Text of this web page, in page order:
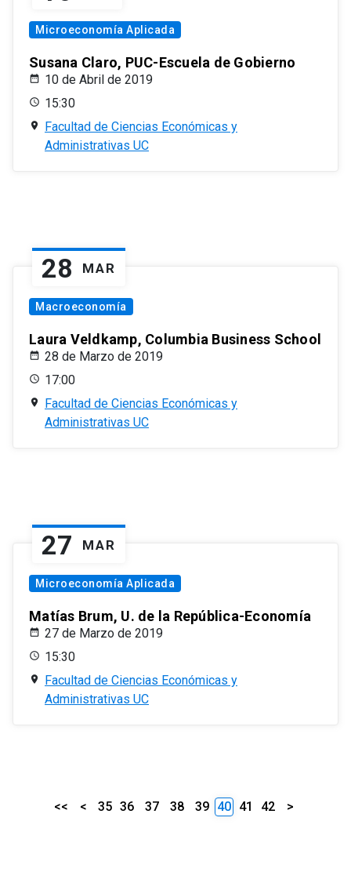
Microeconomía Aplicada
Susana Claro, PUC-Escuela de Gobierno
10 de Abril de 2019
15:30
Facultad de Ciencias Económicas y
Administrativas UC
28 MAR
Macroeconomía
Laura Veldkamp, Columbia Business School
28 de Marzo de 2019
17:00
Facultad de Ciencias Económicas y
Administrativas UC
27 MAR
Microeconomía Aplicada
Matías Brum, U. de la República-Economía
27 de Marzo de 2019
15:30
Facultad de Ciencias Económicas y
Administrativas UC
<< < 35 36 37 38 39 40 41 42 >